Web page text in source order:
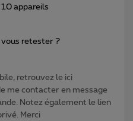
appareils
vous retester ?
retrouvez le ici
me contacter en message
Notez également le lien
Merci